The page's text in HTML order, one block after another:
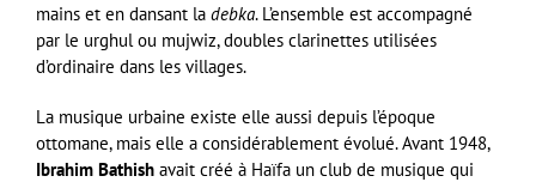
mains et en dansant la debka. L’ensemble est accompagné
par le urghul ou mujwiz, doubles clarinettes utilisées
d’ordinaire dans les villages.
La musique urbaine existe elle aussi depuis l’époque
ottomane, mais elle a considérablement évolué. Avant 1948,
Ibrahim Bathish avait créé à Haïfa un club de musique qui